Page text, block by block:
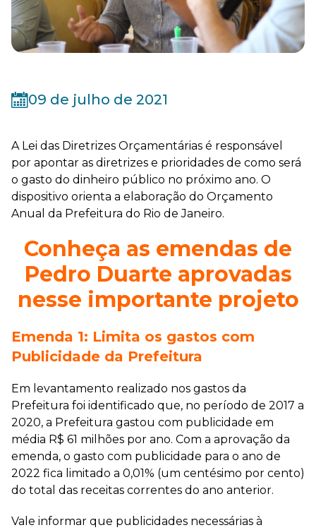
09 de julho de 2021
A Lei das Diretrizes Orçamentárias é responsável
por apontar as diretrizes e prioridades de como será
o gasto do dinheiro público no próximo ano. O
dispositivo orienta a elaboração do Orçamento
Anual da Prefeitura do Rio de Janeiro.
Conheça as emendas de
Pedro Duarte aprovadas
nesse importante projeto
Emenda 1: Limita os gastos com
Publicidade da Prefeitura
Em levantamento realizado nos gastos da
Prefeitura foi identificado que, no período de 2017 a
2020, a Prefeitura gastou com publicidade em
média R$ 61 milhões por ano. Com a aprovação da
emenda, o gasto com publicidade para o ano de
2022 fica limitado a 0,01% (um centésimo por cento)
do total das receitas correntes do ano anterior.
Vale informar que publicidades necessárias à